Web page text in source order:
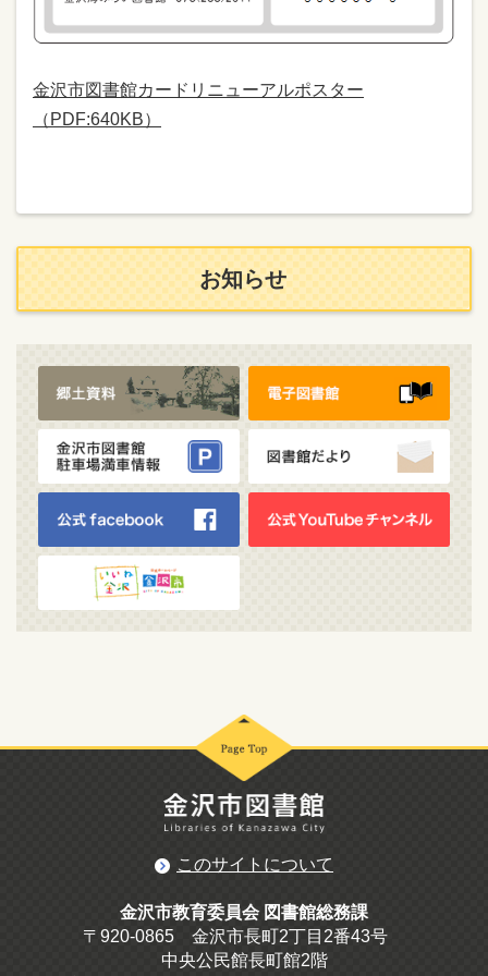
金沢市図書館カードリニューアルポスター
（PDF:640KB）
お知らせ
このサイトについて
金沢市教育委員会 図書館総務課
〒920-0865 金沢市長町2丁目2番43号
中央公民館長町館2階